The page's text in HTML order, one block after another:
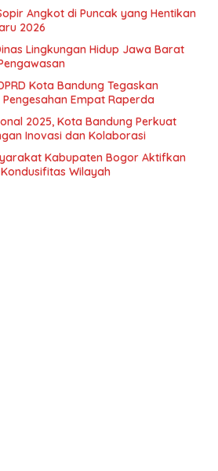
Angkot di Puncak yang Hentikan
2026
Lingkungan Hidup Jawa Barat
Kota Bandung Tegaskan
Empat Raperda
2025, Kota Bandung Perkuat
Inovasi dan Kolaborasi
Kabupaten Bogor Aktifkan
Wilayah